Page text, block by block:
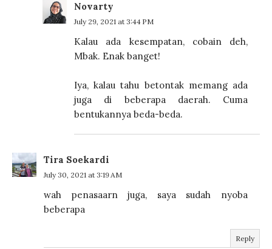
Novarty
July 29, 2021 at 3:44 PM
Kalau ada kesempatan, cobain deh,
Mbak. Enak banget!
Iya, kalau tahu betontak memang ada
juga di beberapa daerah. Cuma
bentukannya beda-beda.
Tira Soekardi
July 30, 2021 at 3:19 AM
wah penasaarn juga, saya sudah nyoba
beberapa
Reply